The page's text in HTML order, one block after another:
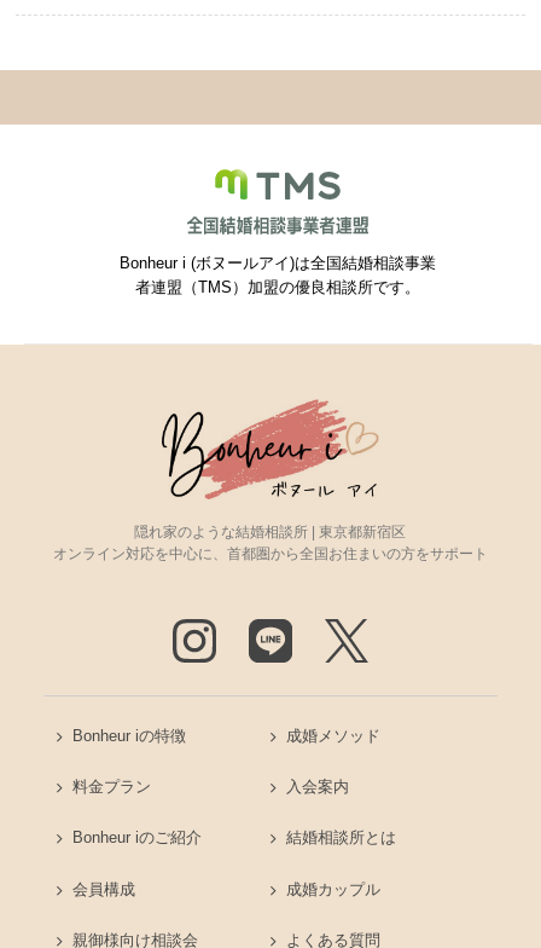
Bonheur i (ボヌールアイ)は全国結婚相談事業
者連盟（TMS）加盟の優良相談所です。
隠れ家のような結婚相談所 | 東京都新宿区
オンライン対応を中心に、首都圏から全国お住まいの方をサポート
Bonheur iの特徴 成婚メソッド
料金プラン 入会案内
Bonheur iのご紹介 結婚相談所とは
会員構成 成婚カップル
親御様向け相談会 よくある質問